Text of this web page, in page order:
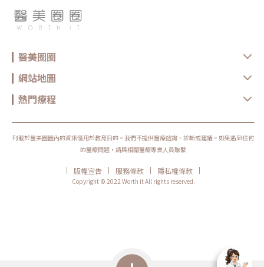
醫美圈圈
網站地圖
熱門療程
刊載於醫美圈圈內的資訊僅用於教育目的。我們不提供醫療諮詢、診斷或建議。如果遇到任何
的醫療問題，請與相關醫療專業人員聯繫
| 版權宣告 | 服務條款 | 隱私權條款
|
Copyright © 2022 Worth it All rights reserved.